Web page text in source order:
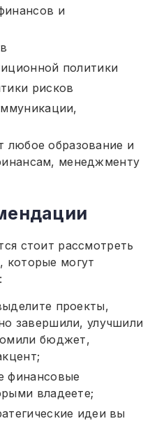
и
политики
рисков
любое образование и
менеджменту
стоит рассмотреть
которые могут
проекты,
завершили, улучшили
бюджет,
финансовые
владеете;
идеи вы